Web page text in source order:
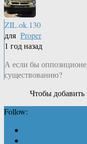
ZIL.ok.130
для Proper
1 год назад
А если бы
существованию?
Чтобы добавить
Follow: